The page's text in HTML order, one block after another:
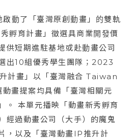
動了「臺灣原創動畫」的雙軌
孵育計畫」徵選具商業開發價
供短期進駐基地或赴動畫公司
出10組優秀學生團隊；2023
計畫」以「臺灣融合 Taiwan
畫提案均具備「臺灣相關元
。 本單元播映「動畫新秀孵育
經過動畫公司（大手）的魔鬼
，以及「臺灣動畫IP推升計